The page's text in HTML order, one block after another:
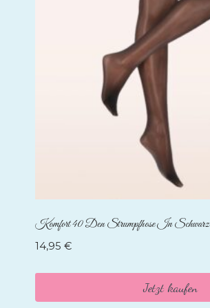
Komfort 40 Den Strumpfhose In Schwarz
14,95 €
Jetzt kaufen